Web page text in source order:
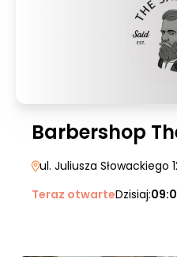
Barbershop
ul. Juliusza Słowackiego
Teraz otwarteDzisiaj: